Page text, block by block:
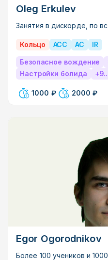
Oleg Erkulev
Занятия в дискорде, по
Кольцо ACC AC IR
Безопасное вождение
Настройки болида
1000 ₽ 2000 ₽
Egor Ogorodnikov
Более 100 учеников и